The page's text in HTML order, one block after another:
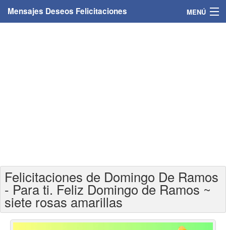
Mensajes Deseos Felicitaciones MENÚ
Felicitaciones para años
Felicitaciones días de la semana
Felicitaciones de Domingo De Ramos
- Para ti. Feliz Domingo de Ramos ~
siete rosas amarillas